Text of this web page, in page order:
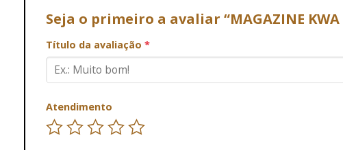
Seja o primeiro a avaliar “MAGAZINE KWA
Título da avaliação *
Atendimento